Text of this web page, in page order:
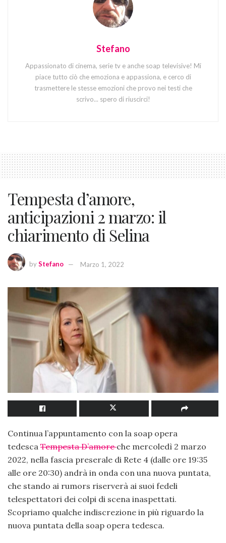
Stefano
Appassionato di cinema, serie tv e anche soap televisive! Mi
piace tutto ciò che emoziona e appassiona, e cerco di
trasmettere le stesse emozioni che provo nei testi che
scrivo... spero di riuscirci!
Tempesta d’amore,
anticipazioni 2 marzo: il
chiarimento di Selina
byStefano Marzo 1, 2022
Continua l’appuntamento con la soap opera
tedesca Tempesta D’amoreche mercoledì 2 marzo
2022, nella fascia preserale di Rete 4 (dalle ore 19:35
alle ore 20:30) andrà in onda con una nuova puntata,
che stando ai rumors riserverà ai suoi fedeli
telespettatori dei colpi di scena inaspettati.
Scopriamo qualche indiscrezione in più riguardo la
nuova puntata della soap opera tedesca.